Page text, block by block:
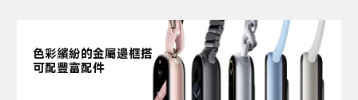
色彩繽紛的金屬邊框搭
可配豐富配件